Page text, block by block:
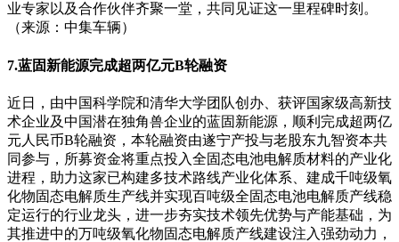
业专家以及合作伙伴齐聚一堂，共同见证这一里程碑时刻。
（来源：中集车辆）
7.蓝固新能源完成超两亿元B轮融资
近日，由中国科学院和清华大学团队创办、获评国家级高新技
术企业及中国潜在独角兽企业的蓝固新能源，顺利完成超两亿
元人民币B轮融资，本轮融资由遂宁产投与老股东九智资本共
同参与，所募资金将重点投入全固态电池电解质材料的产业化
进程，助力这家已构建多技术路线产业化体系、建成千吨级氧
化物固态电解质生产线并实现百吨级全固态电池电解质产线稳
定运行的行业龙头，进一步夯实技术领先优势与产能基础，为
其推进中的万吨级氧化物固态电解质产线建设注入强劲动力，